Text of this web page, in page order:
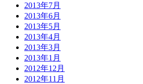
2013年7月
2013年6月
2013年5月
2013年4月
2013年3月
2013年1月
2012年12月
2012年11月